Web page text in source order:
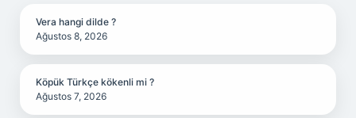
Vera hangi dilde ?
Ağustos 8, 2026
Köpük Türkçe kökenli mi ?
Ağustos 7, 2026